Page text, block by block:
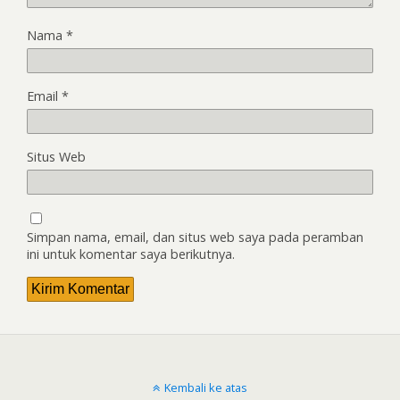
Nama *
Email *
Situs Web
Simpan nama, email, dan situs web saya pada peramban
ini untuk komentar saya berikutnya.
Kembali ke atas